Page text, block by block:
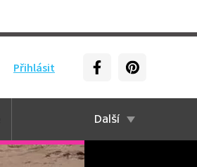
Přihlásit
Další